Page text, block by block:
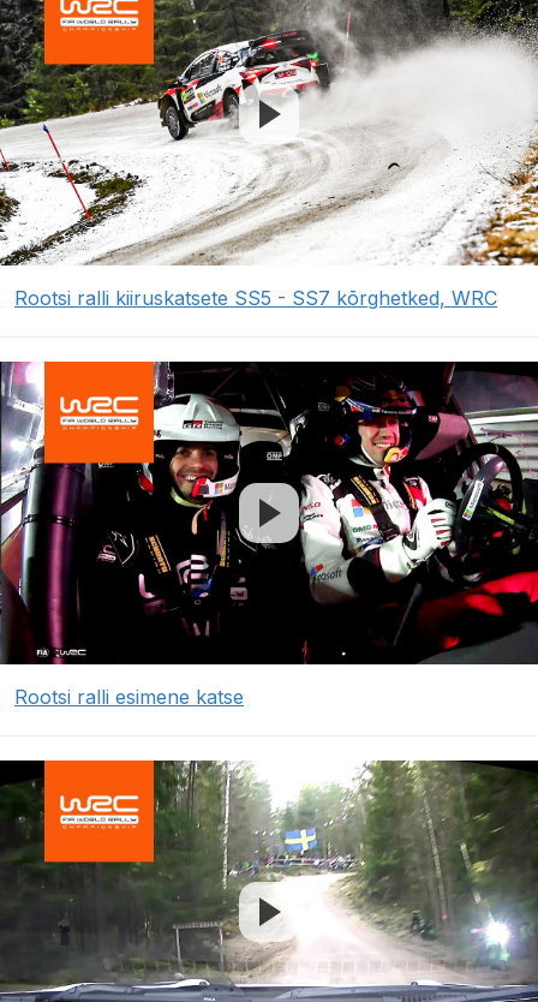
Rootsi ralli kiiruskatsete SS5 - SS7 kõrghetked, WRC
Rootsi ralli esimene katse